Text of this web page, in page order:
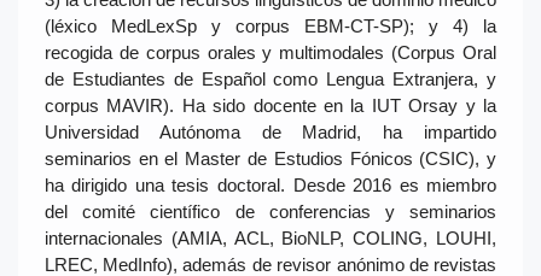
(léxico MedLexSp y corpus EBM-CT-SP); y 4) la
recogida de corpus orales y multimodales (Corpus Oral
de Estudiantes de Español como Lengua Extranjera, y
corpus MAVIR). Ha sido docente en la IUT Orsay y la
Universidad Autónoma de Madrid, ha impartido
seminarios en el Master de Estudios Fónicos (CSIC), y
ha dirigido una tesis doctoral. Desde 2016 es miembro
del comité científico de conferencias y seminarios
internacionales (AMIA, ACL, BioNLP, COLING, LOUHI,
LREC, MedInfo), además de revisor anónimo de revistas